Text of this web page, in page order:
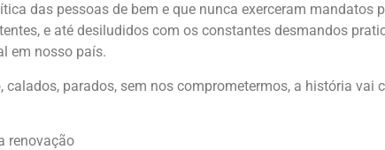
das pessoas de bem e que nunca exerceram
e até desiludidos com os constantes desmandos
em nosso país.
calados, parados, sem nos comprometermos, a história vai
renovação